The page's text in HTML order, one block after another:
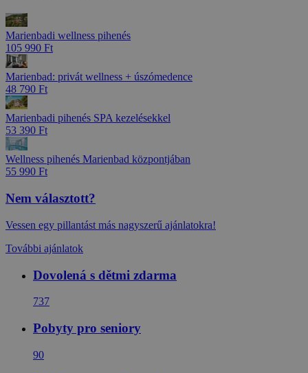
Marienbadi wellness pihenés
105 990 Ft
Marienbad: privát wellness + úszómedence
48 790 Ft
Marienbadi pihenés SPA kezelésekkel
53 390 Ft
Wellness pihenés Marienbad központjában
55 990 Ft
Nem választott?
Vessen egy pillantást más nagyszerű ajánlatokra!
További ajánlatok
Dovolená s dětmi zdarma
737
Pobyty pro seniory
90